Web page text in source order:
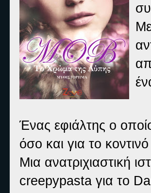
Ένας εφιάλτης ο
όσο και για το
Μια ανατριχιαστική
creepypasta για το